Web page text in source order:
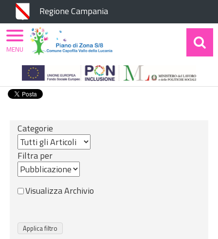
Regione Campania
MENUHome Amministrazione Trasparente
contenuti
Categorie
Filtra per
Visualizza Archivio